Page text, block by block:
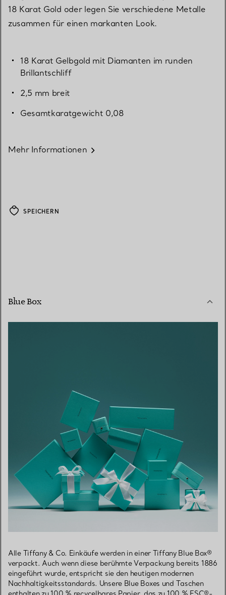
18 Karat Gold oder legen Sie verschiedene Metalle
zusammen für einen markanten Look.
18 Karat Gelbgold mit Diamanten im runden
Brillantschliff
2,5 mm breit
Gesamtkaratgewicht 0,08
Mehr Informationen
SPEICHERN
Blue Box
Alle Tiffany & Co. Einkäufe werden in einer Tiffany Blue Box®
verpackt. Auch wenn diese berühmte Verpackung bereits 1886
eingeführt wurde, entspricht sie den heutigen modernen
Nachhaltigkeitsstandards. Unsere Blue Boxes und Taschen